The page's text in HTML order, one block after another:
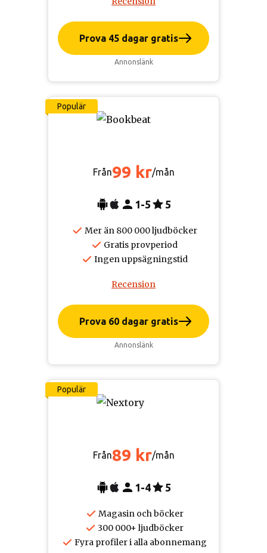
Prova 45 dagar gratis
Annonslänk
Populär
Från99 kr/mån
1-5 5
Mer än 800 000 ljudböcker
Gratis provperiod
Ingen uppsägningstid
Recension
Prova 60 dagar gratis
Annonslänk
Populär
Från89 kr/mån
1-4 5
Magasin och böcker
300 000+ ljudböcker
Fyra profiler i alla abonnemang